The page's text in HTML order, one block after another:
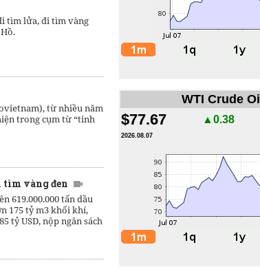
tìm lửa, đi tìm vàng
từ nhiều năm
trong cụm từ “tinh
tìm vàng đen
619.000.000 tấn dầu
175 tỷ m3 khối khí,
tỷ USD, nộp ngân sách
WTI Crude Oil
$77.67 ▲0.38
2026.08.07